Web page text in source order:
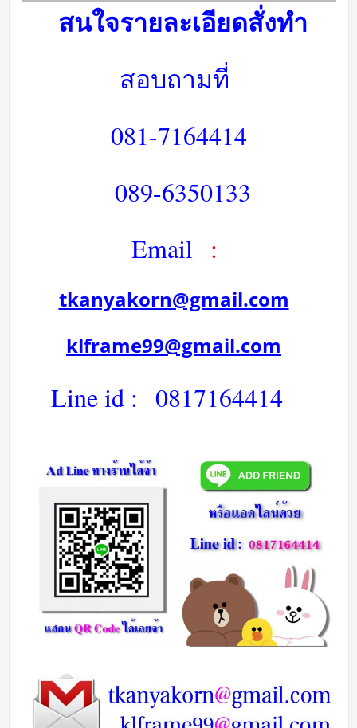
สนใจรายละเอียดสั่งทำ
สอบถามที่
081-7164414
089-6350133
Email
:
tkanyakorn@gmail.com
klframe99@gmail.com
Line id : 0817164414